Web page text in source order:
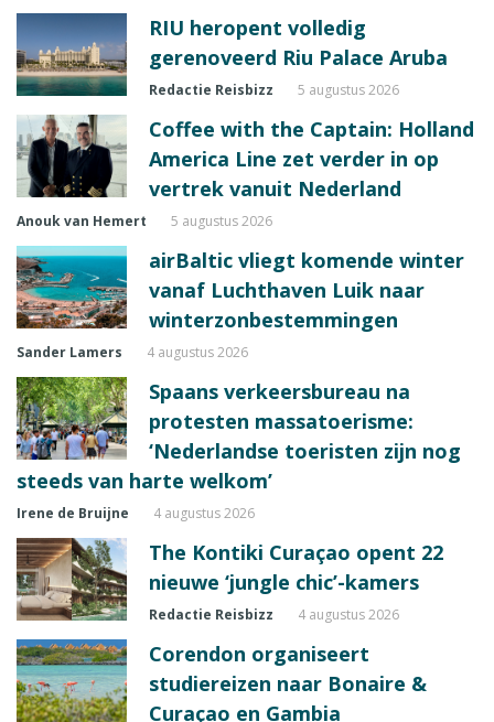
RIU heropent volledig
gerenoveerd Riu Palace Aruba
Redactie Reisbizz 5 augustus 2026
Coffee with the Captain: Holland
America Line zet verder in op
vertrek vanuit Nederland
Anouk van Hemert 5 augustus 2026
airBaltic vliegt komende winter
vanaf Luchthaven Luik naar
winterzonbestemmingen
Sander Lamers 4 augustus 2026
Spaans verkeersbureau na
protesten massatoerisme:
‘Nederlandse toeristen zijn nog
steeds van harte welkom’
Irene de Bruijne 4 augustus 2026
The Kontiki Curaçao opent 22
nieuwe ‘jungle chic’-kamers
Redactie Reisbizz 4 augustus 2026
Corendon organiseert
studiereizen naar Bonaire &
Curaçao en Gambia